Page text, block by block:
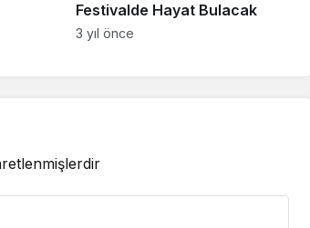
Festivalde Hayat Bulacak
3 yıl önce